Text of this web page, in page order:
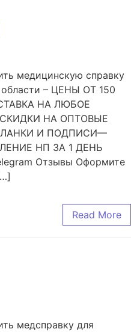
медицинскую справку
– ЦЕНЫ ОТ 150
НА ЛЮБОЕ
НА ОПТОВЫЕ
И ПОДПИСИ—
НП ЗА 1 ДЕНЬ
Отзывы Оформите
Read More
медсправку для